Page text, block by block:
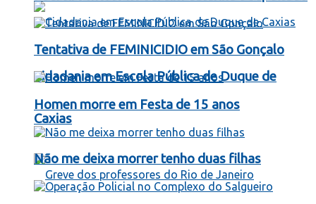
Cidadania em Escola Pública de Duque de
Caxias
Tentativa de FEMINICIDIO em São Gonçalo
Homen morre em Festa de 15 anos
Não me deixa morrer tenho duas filhas